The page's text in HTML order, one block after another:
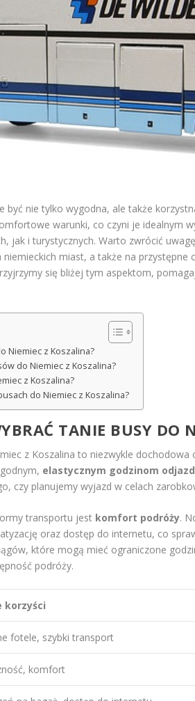
być nie tylko wygodna, ale także
warunki, co czyni je idealnym
jak i turystycznych. Warto zwrócić
miast, a także na przystępne
się bliżej tym aspektom,
Niemiec z Koszalina?
do Niemiec z Koszalina?
z Koszalina?
do Niemiec z Koszalina?
TANIE BUSY DO
z Koszalina to niezwykle dochodowa
elastycznym godzinom
czy planujemy wyjazd w celach
transportu jest komfort podróży.
oraz dostęp do internetu, co
które mogą mieć ograniczone
podróży.
korzyści
fotele, szybki transport
komfort